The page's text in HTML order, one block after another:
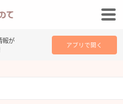
報が
アプリで開く